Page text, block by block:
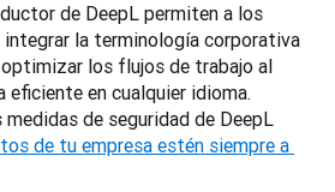
de DeepL permiten a los
la terminología corporativa
los flujos de trabajo al
eficiente en cualquier idioma.
de seguridad de DeepL
de tu empresa estén siempre a